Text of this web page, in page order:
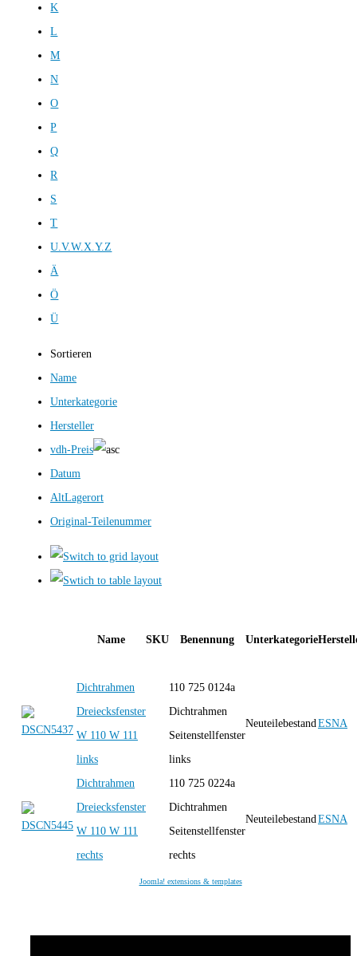
K
L
M
N
O
P
Q
R
S
T
U.V.W.X.Y.Z
Ä
Ö
Ü
Sortieren
Name
Unterkategorie
Hersteller
vdh-Preis
Datum
AltLagerort
Original-Teilenummer
Name SKU Benennung Unterkategorie
Dichtrahmen
Dreiecksfenster
W 110 W 111
links
110 725 0124a
Dichtrahmen
Seitenstellfenster
links
Neuteilebestand ESNA
Dichtrahmen
Dreiecksfenster
W 110 W 111
rechts
110 725 0224a
Dichtrahmen
Seitenstellfenster
rechts
Neuteilebestand ESNA
Joomla! extensions & templates